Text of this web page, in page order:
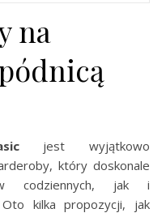
na
jest wyjątkowo
który doskonale
codziennych, jak i
Oto kilka propozycji, jak